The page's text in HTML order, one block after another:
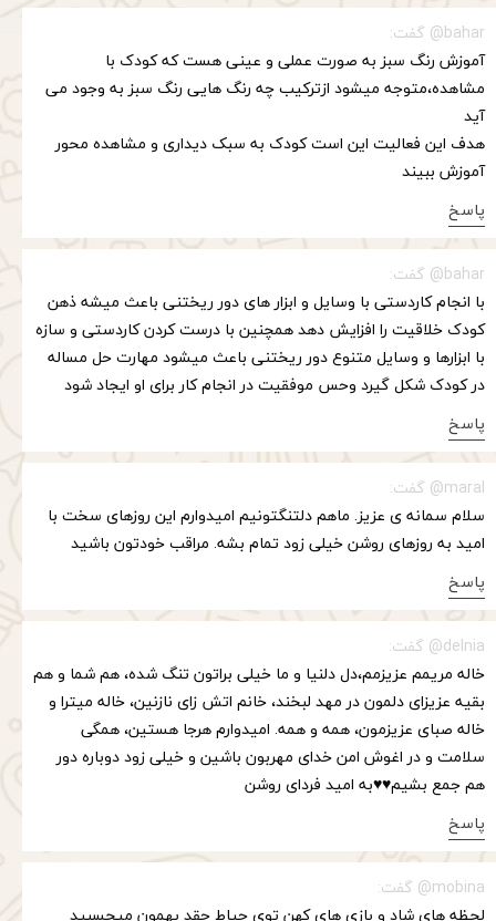
bahar@ گفت:
آموزش رنگ سبز به صورت عملی و عینی هست که کودک با
مشاهده،متوجه میشود ازترکیب چه رنگ هایی رنگ سبز به وجود می
آید
هدف این فعالیت این است کودک به سبک دیداری و مشاهده محور
آموزش ببیند
پاسخ
bahar@ گفت:
با انجام کاردستی با وسایل و ابزار های دور ریختنی باعث میشه ذهن
کودک خلاقیت را افزایش دهد همچنین با درست کردن کاردستی و سازه
با ابزارها و وسایل متنوع دور ریختنی باعث میشود مهارت حل مساله
در کودک شکل گیرد وحس موفقیت در انجام کار برای او ایجاد شود
پاسخ
maral@ گفت:
سلام سمانه ی عزیز. ماهم دلتنگتونیم امیدوارم این روزهای سخت با
امید به روزهای روشن خیلی زود تمام بشه. مراقب خودتون باشید
پاسخ
delnia@ گفت:
خاله مریمم عزیزمم،دل دلنیا و ما خیلی براتون تنگ شده، هم شما و هم
بقیه عزیزای دلمون در مهد لبخند، خانم اتش زای نازنین، خاله میترا و
خاله صبای عزیزمون، همه و همه. امیدوارم هرجا هستین، همگی
سلامت و در اغوش امن خدای مهربون باشین و خیلی زود دوباره دور
هم جمع بشیم♥️♥️به امید فردای روشن
پاسخ
mobina@ گفت:
لحظه های شاد و بازی های کهن توی حیاط چقد بهمون میچسبید